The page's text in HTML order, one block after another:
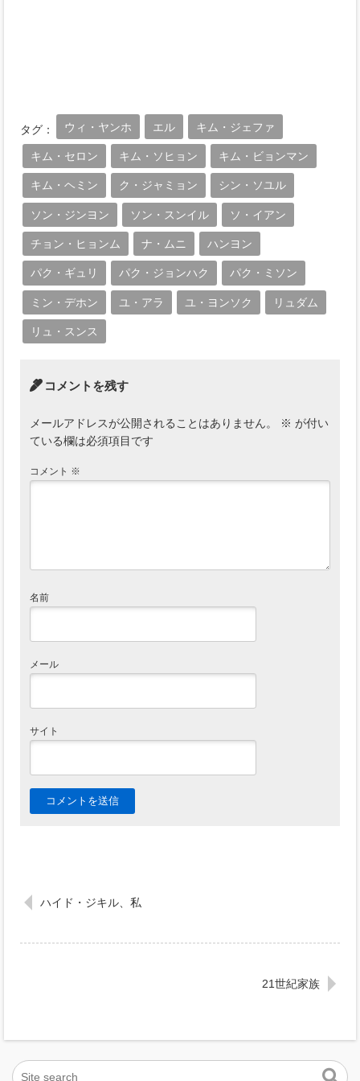
タグ： ウィ・ヤンホ エル キム・ジェファ
キム・セロン キム・ソヒョン キム・ビョンマン
キム・ヘミン ク・ジャミョン シン・ソユル
ソン・ジンヨン ソン・スンイル ソ・イアン
チョン・ヒョンム ナ・ムニ ハンヨン
パク・ギュリ パク・ジョンハク パク・ミソン
ミン・デホン ユ・アラ ユ・ヨンソク リュダム
リュ・スンス
コメントを残す
メールアドレスが公開されることはありません。 ※ が付い
ている欄は必須項目です
コメント ※
名前
メール
サイト
ハイド・ジキル、私
21世紀家族